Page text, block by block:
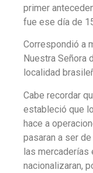
primer
fue ese día de
Correspondió a
Nuestra Señora
localidad
Cabe recordar
estableció que
hace a
pasaran a ser
las mercaderías
nacionalizaran,